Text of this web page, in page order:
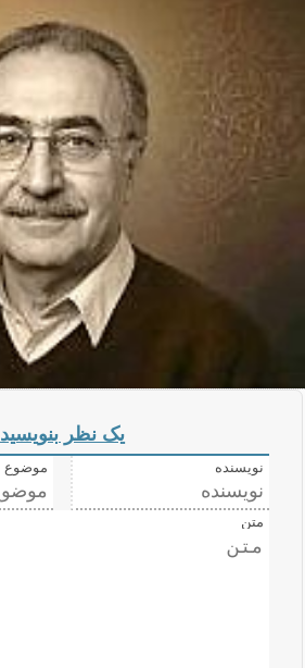
یک نظر بنویسید
نویسنده موضوع
متن